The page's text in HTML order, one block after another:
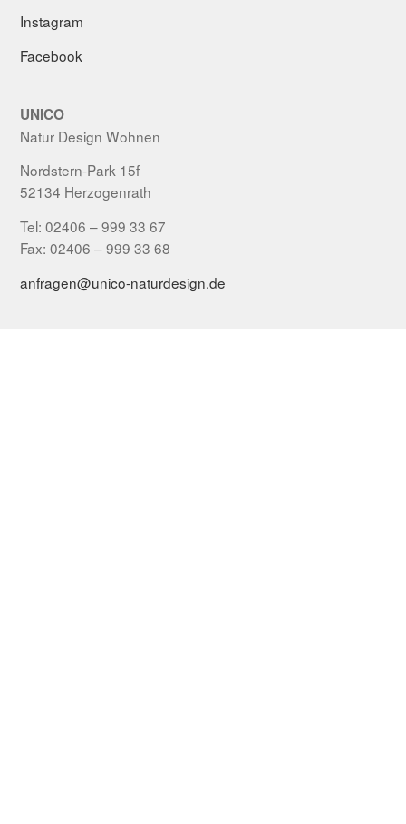
Instagram
Facebook
UNICO
Natur Design Wohnen
Nordstern-Park 15f
52134 Herzogenrath
Tel: 02406 – 999 33 67
Fax: 02406 – 999 33 68
anfragen@unico-naturdesign.de